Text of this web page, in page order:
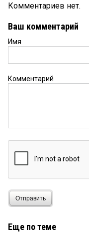
Комментариев нет.
Ваш комментарий
Имя
Комментарий
Отправить
Еще по теме